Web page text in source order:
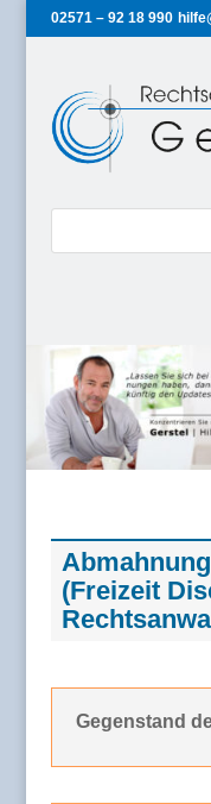
02571 – 92 18 990
(Freizeit
Gegenstand